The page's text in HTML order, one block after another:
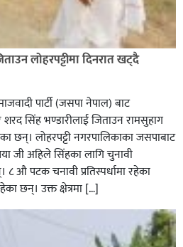
स्थान ल्याएकोमा जनमत नेताद्वय
सम्पन्न
लोहरपट्टीमा दिनरात खट्दै
पार्टी (जसपा नेपाल) बाट
सिंह भण्डारीलाई जिताउन रामसुहाग
छन्। लोहरपट्टी नगरपालिकाका जसपाबाट
जी अहिले सिंहका लागि चुनावी
औ पटक चनावी प्रतिस्पर्धामा रहेका
छन्। उक्त क्षेत्रमा […]